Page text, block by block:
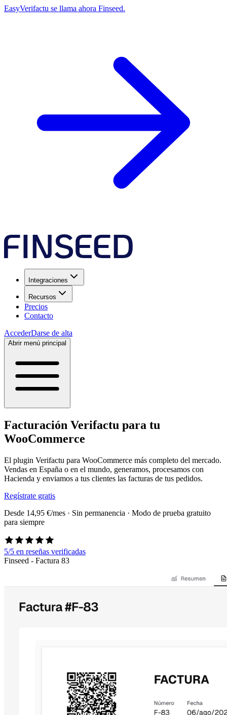
EasyVerifactu se llama ahora Finseed.
Integraciones
Recursos
Precios
Contacto
AccederDarse de alta
Abrir menú principal
Facturación Verifactu para tu
WooCommerce
El plugin Verifactu para WooCommerce más completo del mercado.
Vendas en España o en el mundo, generamos, procesamos con
Hacienda y enviamos a tus clientes las facturas de tus pedidos.
Regístrate gratis
Desde 14,95 €/mes · Sin permanencia · Modo de prueba gratuito
para siempre
5/5 en reseñas verificadas
Finseed - Factura 83